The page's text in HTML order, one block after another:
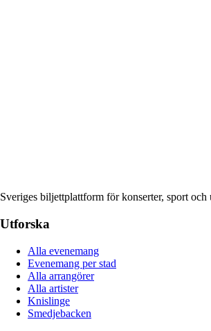
Sveriges biljettplattform för konserter, sport och
Utforska
Alla evenemang
Evenemang per stad
Alla arrangörer
Alla artister
Knislinge
Smedjebacken